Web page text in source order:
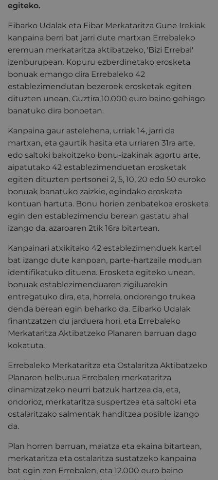
egiteko.
Eibarko Udalak eta Eibar Merkataritza Gune Irekiak
kanpaina berri bat jarri dute martxan Errebaleko
eremuan merkataritza aktibatzeko, 'Bizi Errebal'
izenburupean. Kopuru ezberdinetako erosketa
bonuak emango dira Errebaleko 42
establezimendutan bezeroek erosketak egiten
dituzten unean. Guztira 10.000 euro baino gehiago
banatuko dira bonoetan.
Kanpaina gaur astelehena, urriak 14, jarri da
martxan, eta gaurtik hasita eta urriaren 31ra arte,
edo saltoki bakoitzeko bonu-izakinak agortu arte,
aipatutako 42 establezimenduetan erosketak
egiten dituzten pertsonei 2, 5, 10, 20 edo 50 euroko
bonuak banatuko zaizkie, egindako erosketa
kontuan hartuta. Bonu horien zenbatekoa erosketa
egin den establezimendu berean gastatu ahal
izango da, azaroaren 2tik 16ra bitartean.
Kanpainari atxikitako 42 establezimenduek kartel
bat izango dute kanpoan, parte-hartzaile moduan
identifikatuko dituena. Erosketa egiteko unean,
bonuak establezimenduaren zigiluarekin
entregatuko dira, eta, horrela, ondorengo trukea
denda berean egin beharko da. Eibarko Udalak
finantzatzen du jarduera hori, eta Errebaleko
Merkataritza Aktibatzeko Planaren barruan dago
kokatuta.
Errebaleko Merkataritza eta Ostalaritza Aktibatzeko
Planaren helburua Errebalen merkataritza
dinamizatzeko neurri batzuk hartzea da, eta,
ondorioz, merkataritza suspertzea eta saltoki eta
ostalaritzako salmentak handitzea posible izango
da.
Plan horren barruan, maiatza eta ekaina bitartean,
merkataritza eta ostalaritza sustatzeko kanpaina
bat egin zen Errebalen, eta 12.000 euro baino